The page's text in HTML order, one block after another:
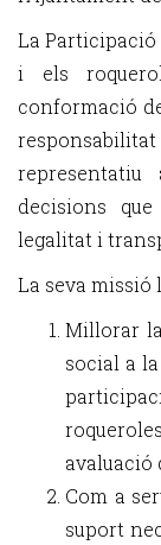
La Participació
i els
conformació
decisions
legalitat i
La seva missió
Millorar
social a
avaluació
Com a
suport